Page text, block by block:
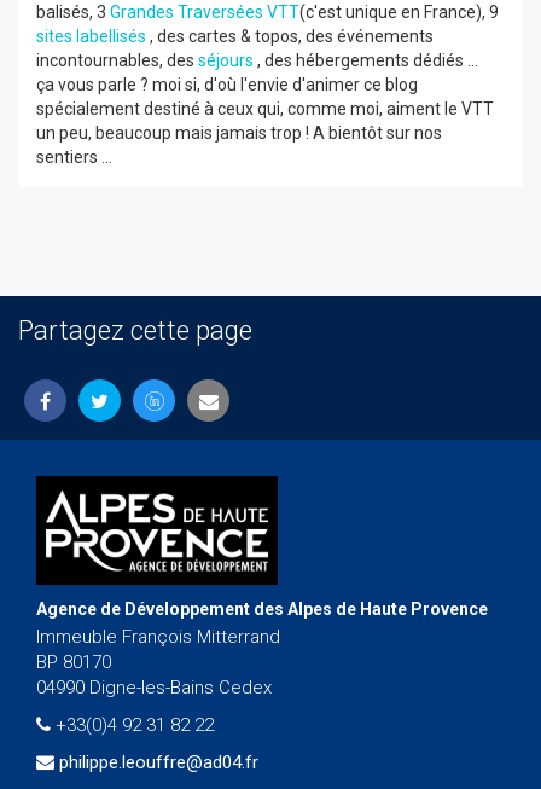
balisés, 3 Grandes Traversées VTT(c'est unique en France), 9
sites labellisés , des cartes & topos, des événements
incontournables, des séjours , des hébergements dédiés ...
ça vous parle ? moi si, d'où l'envie d'animer ce blog
spécialement destiné à ceux qui, comme moi, aiment le VTT
un peu, beaucoup mais jamais trop ! A bientôt sur nos
sentiers ...
Partagez cette page
Agence de Développement des Alpes de Haute Provence
Immeuble François Mitterrand
BP 80170
04990 Digne-les-Bains Cedex
+33(0)4 92 31 82 22
philippe.leouffre@ad04.fr